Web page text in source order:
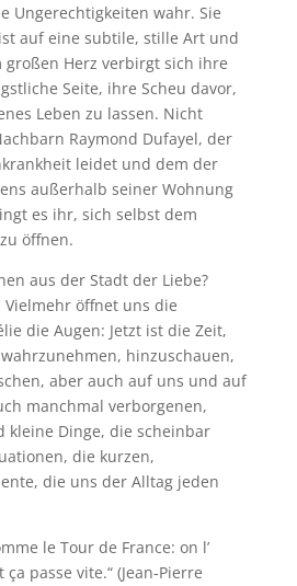
Ungerechtigkeiten wahr. Sie
auf eine subtile, stille Art und
großen Herz verbirgt sich ihre
Seite, ihre Scheu davor,
Leben zu lassen. Nicht
Raymond Dufayel, der
leidet und dem der
außerhalb seiner Wohnung
es ihr, sich selbst dem
öffnen.
aus der Stadt der Liebe?
öffnet uns die
die Augen: Jetzt ist die Zeit,
hinzuschauen,
aber auch auf uns und auf
manchmal verborgenen,
kleine Dinge, die scheinbar
die kurzen,
die uns der Alltag jeden
le Tour de France: on l’
passe vite.“ (Jean-Pierre